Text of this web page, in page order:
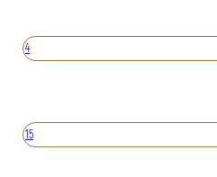
4
15